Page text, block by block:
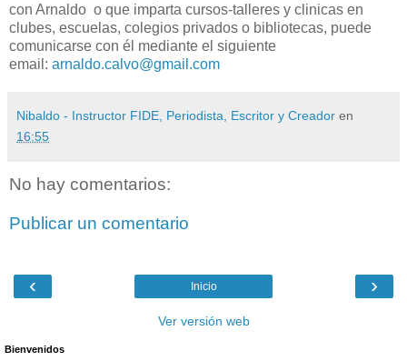
con Arnaldo o que imparta cursos-talleres y clinicas en
clubes, escuelas, colegios privados o bibliotecas, puede
comunicarse con él mediante el siguiente
email: arnaldo.calvo@gmail.com
Nibaldo - Instructor FIDE, Periodista, Escritor y Creador en
16:55
No hay comentarios:
Publicar un comentario
‹ ›
Inicio
Ver versión web
Bienvenidos